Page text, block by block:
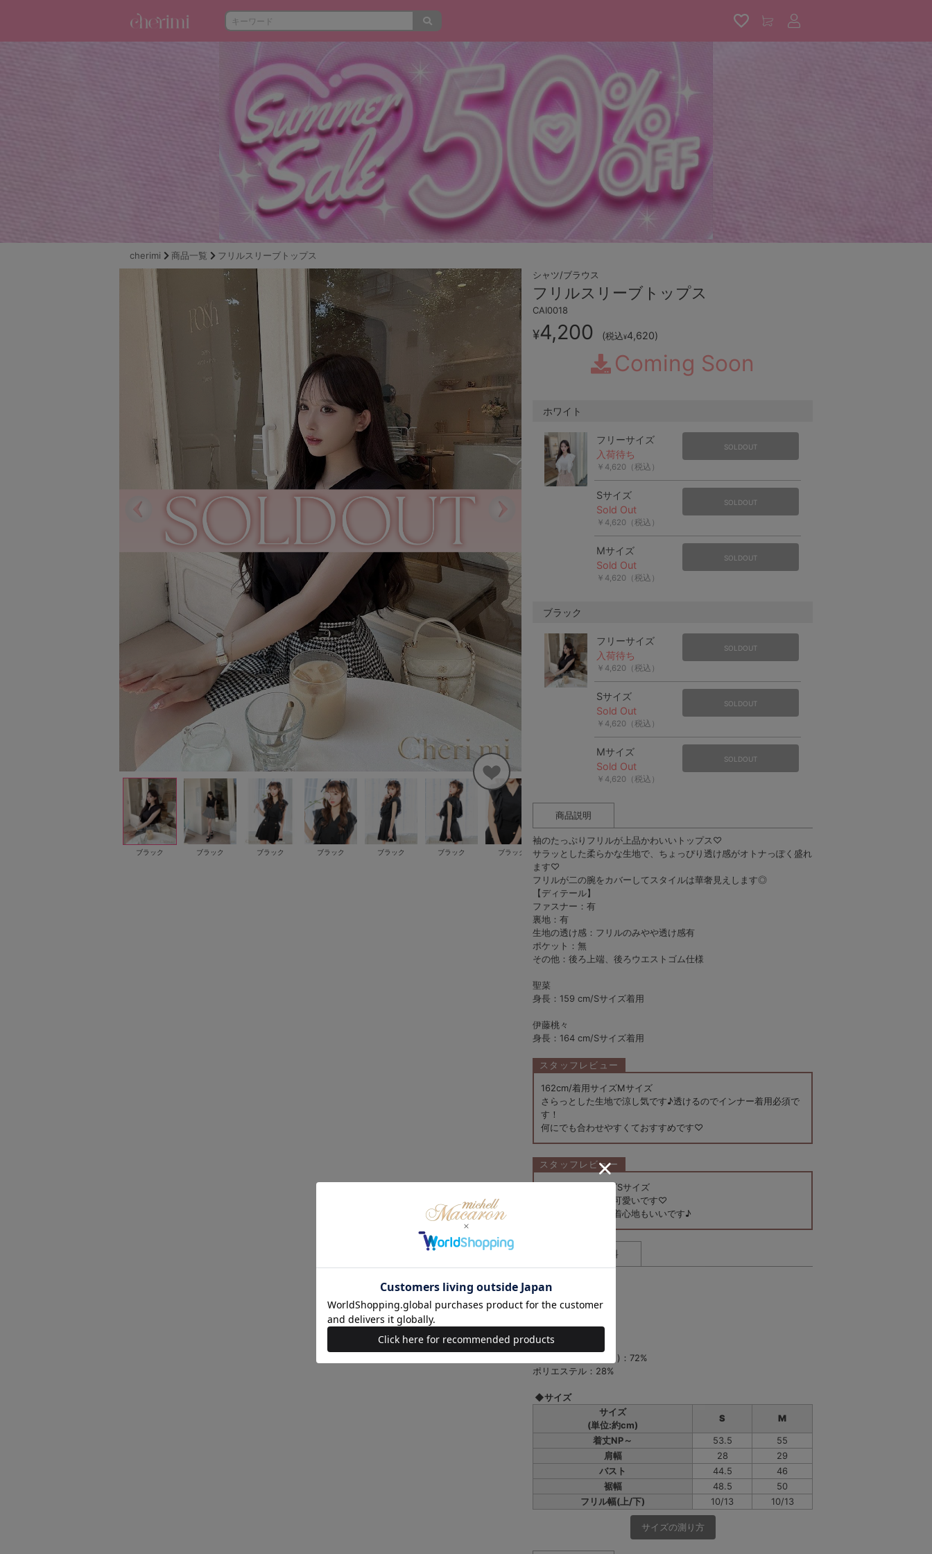
cherimi 商品一覧 フリルスリーブトップス
ブラック ブラック ブラック ブラック ブラック ブラック ブラック
シャツ/ブラウス
フリルスリーブトップス
CAI0018
¥4,200 (税込¥4,620)
Coming Soon
ホワイト
フリーサイズ
入荷待ち
￥4,620（税込）
SOLDOUT
Sサイズ
Sold Out
￥4,620（税込）
SOLDOUT
Mサイズ
Sold Out
￥4,620（税込）
SOLDOUT
ブラック
フリーサイズ
入荷待ち
￥4,620（税込）
SOLDOUT
Sサイズ
Sold Out
￥4,620（税込）
SOLDOUT
Mサイズ
Sold Out
￥4,620（税込）
SOLDOUT
商品説明
袖のたっぷりフリルが上品かわいいトップス♡
サラッとした柔らかな生地で、ちょっぴり透け感がオトナっぽく盛れ
ます♡
フリルが二の腕をカバーしてスタイルは華奢見えします◎
【ディテール】
ファスナー：有
裏地：有
生地の透け感：フリルのみやや透け感有
ポケット：無
その他：後ろ上端、後ろウエストゴム仕様
聖菜️️
身長：159 cm/Sサイズ着用
伊藤桃々
身長：164 cm/Sサイズ着用
スタッフレビュー
162cm/着用サイズMサイズ
さらっとした生地で涼し気です♪透けるのでインナー着用必須で
す！
何にでも合わせやすくておすすめです♡
スタッフレビュー
153cm/着用サイズSサイズ
大きめのフリルが可愛いです♡
さらっとしていて着心地もいいです♪
サイズ・原材料
【本体】
コットン：62%
ポリウレタン：4%
【フリル部分】
再生繊維(セルロース)：72%
ポリエステル：28%
◆サイズ
サイズ
(単位:約cm)
S
M
着丈NP～
53.5
55
肩幅
28
29
バスト
44.5
46
裾幅
48.5
50
フリル幅(上/下)
10/13 10/13
サイズの測り方